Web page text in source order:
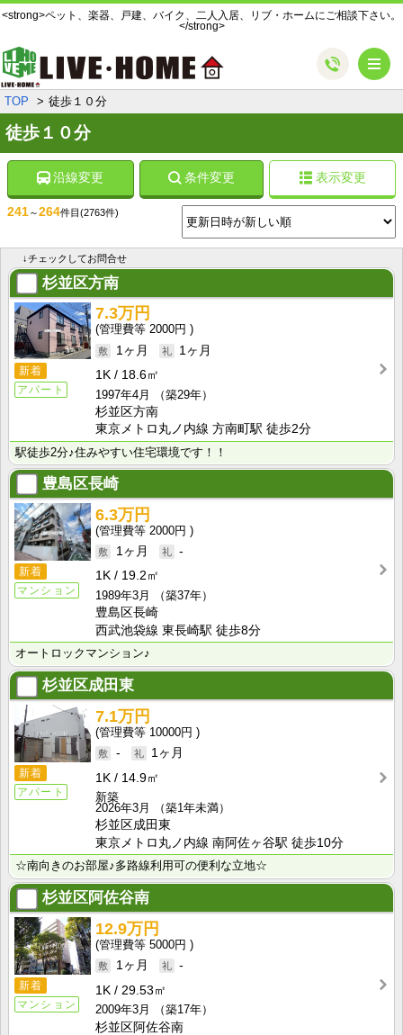
<strong>ペット、楽器、戸建、バイク、二人入居、リブ・ホームにご相談下さい。
</strong>
TOP 徒歩１０分
徒歩１０分
沿線変更 条件変更 表示変更
241～264件目 (2763件)
↓チェックしてお問合せ
杉並区方南
新着
アパート
7.3万円
2000円
1ヶ月
1ヶ月
1K
18.6㎡
1997年4月
（築29年）
杉並区方南
東京メトロ丸ノ内線 方南町駅 徒歩2分
駅徒歩2分♪住みやすい住宅環境です！！
豊島区長崎
新着
マンション
6.3万円
2000円
1ヶ月
-
1K
19.2㎡
1989年3月
（築37年）
豊島区長崎
西武池袋線 東長崎駅 徒歩8分
オートロックマンション♪
杉並区成田東
新着
アパート
7.1万円
10000円
-
1ヶ月
1K
14.9㎡
新築
2026年3月
（築1年未満）
杉並区成田東
東京メトロ丸ノ内線 南阿佐ヶ谷駅 徒歩10分
☆南向きのお部屋♪多路線利用可の便利な立地☆
杉並区阿佐谷南
新着
マンション
12.9万円
5000円
1ヶ月
-
1K
29.53㎡
2009年3月
（築17年）
杉並区阿佐谷南